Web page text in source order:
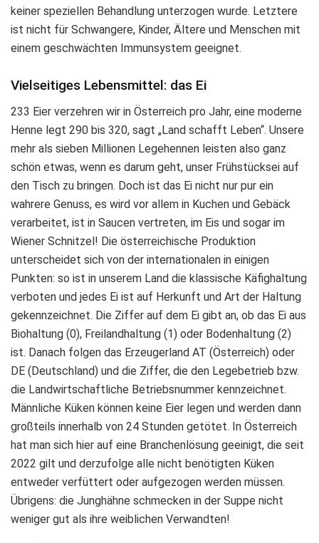
keiner speziellen Behandlung unterzogen wurde. Letztere
ist nicht für Schwangere, Kinder, Ältere und Menschen mit
einem geschwächten Immunsystem geeignet.
Vielseitiges Lebensmittel: das Ei
233 Eier verzehren wir in Österreich pro Jahr, eine moderne
Henne legt 290 bis 320, sagt „Land schafft Leben“. Unsere
mehr als sieben Millionen Legehennen leisten also ganz
schön etwas, wenn es darum geht, unser Frühstücksei auf
den Tisch zu bringen. Doch ist das Ei nicht nur pur ein
wahrere Genuss, es wird vor allem in Kuchen und Gebäck
verarbeitet, ist in Saucen vertreten, im Eis und sogar im
Wiener Schnitzel! Die österreichische Produktion
unterscheidet sich von der internationalen in einigen
Punkten: so ist in unserem Land die klassische Käfighaltung
verboten und jedes Ei ist auf Herkunft und Art der Haltung
gekennzeichnet. Die Ziffer auf dem Ei gibt an, ob das Ei aus
Biohaltung (0), Freilandhaltung (1) oder Bodenhaltung (2)
ist. Danach folgen das Erzeugerland AT (Österreich) oder
DE (Deutschland) und die Ziffer, die den Legebetrieb bzw.
die Landwirtschaftliche Betriebsnummer kennzeichnet.
Männliche Küken können keine Eier legen und werden dann
großteils innerhalb von 24 Stunden getötet. In Österreich
hat man sich hier auf eine Branchenlösung geeinigt, die seit
2022 gilt und derzufolge alle nicht benötigten Küken
entweder verfüttert oder aufgezogen werden müssen.
Übrigens: die Junghähne schmecken in der Suppe nicht
weniger gut als ihre weiblichen Verwandten!